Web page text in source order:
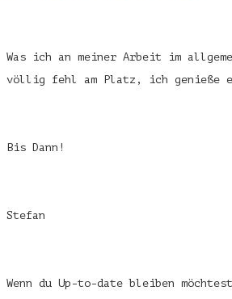
Was ich an meiner Arbeit im
völlig fehl am Platz, ich genieße
Bis Dann!
Stefan
Wenn du Up-to-date bleiben